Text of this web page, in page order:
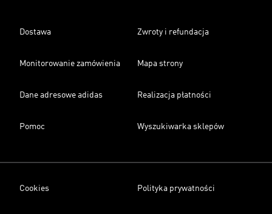
Dostawa Zwroty i refundacja
Monitorowanie zamówienia Mapa strony
Dane adresowe adidas Realizacja płatności
Pomoc Wyszukiwarka sklepów
Cookies Polityka prywatności